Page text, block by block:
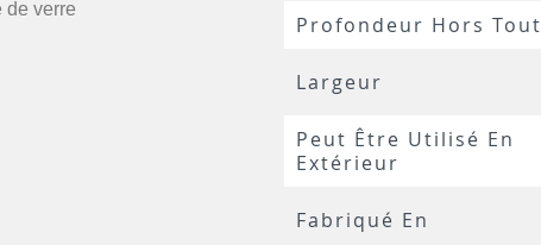
de verre
Profondeur Hors Tout
Largeur
Peut Être Utilisé En
Extérieur
Fabriqué En